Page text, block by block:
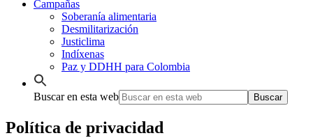
Campañas
Soberanía alimentaria
Desmilitarización
Justiclima
Indíxenas
Paz y DDHH para Colombia
Buscar en esta web
Política de privacidad